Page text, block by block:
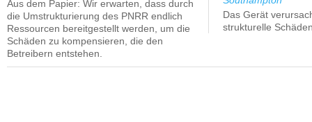
Aus dem Papier: Wir erwarten, dass durch
die Umstrukturierung des PNRR endlich
Ressourcen bereitgestellt werden, um die
Schäden zu kompensieren, die den
Betreibern entstehen.
Das Gerät
strukturelle